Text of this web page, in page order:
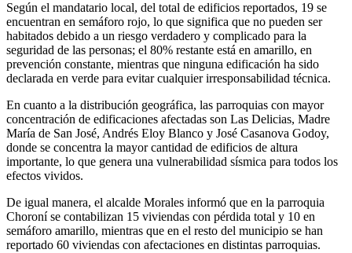
Según el mandatario local, del total de edificios reportados, 19 se
encuentran en semáforo rojo, lo que significa que no pueden ser
habitados debido a un riesgo verdadero y complicado para la
seguridad de las personas; el 80% restante está en amarillo, en
prevención constante, mientras que ninguna edificación ha sido
declarada en verde para evitar cualquier irresponsabilidad técnica.
En cuanto a la distribución geográfica, las parroquias con mayor
concentración de edificaciones afectadas son Las Delicias, Madre
María de San José, Andrés Eloy Blanco y José Casanova Godoy,
donde se concentra la mayor cantidad de edificios de altura
importante, lo que genera una vulnerabilidad sísmica para todos los
efectos vividos.
De igual manera, el alcalde Morales informó que en la parroquia
Choroní se contabilizan 15 viviendas con pérdida total y 10 en
semáforo amarillo, mientras que en el resto del municipio se han
reportado 60 viviendas con afectaciones en distintas parroquias.